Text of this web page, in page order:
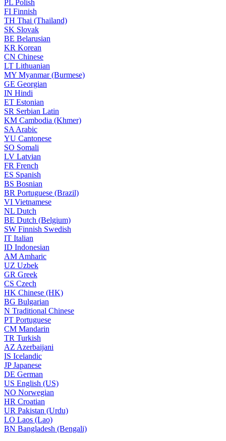
PL Polish
FI Finnish
TH Thai (Thailand)
SK Slovak
BE Belarusian
KR Korean
CN Chinese
LT Lithuanian
MY Myanmar (Burmese)
GE Georgian
IN Hindi
ET Estonian
SR Serbian Latin
KM Cambodia (Khmer)
SA Arabic
YU Cantonese
SO Somali
LV Latvian
FR French
ES Spanish
BS Bosnian
BR Portuguese (Brazil)
VI Vietnamese
NL Dutch
BE Dutch (Belgium)
SW Finnish Swedish
IT Italian
ID Indonesian
AM Amharic
UZ Uzbek
GR Greek
CS Czech
HK Chinese (HK)
BG Bulgarian
N Traditional Chinese
PT Portuguese
CM Mandarin
TR Turkish
AZ Azerbaijani
IS Icelandic
JPJapanese
DE German
US English (US)
NO Norwegian
HR Croatian
UR Pakistan (Urdu)
LO Laos (Lao)
BN Bangladesh (Bengali)